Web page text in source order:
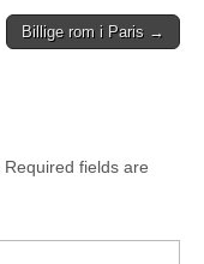
Billige rom i Paris →
Required fields are